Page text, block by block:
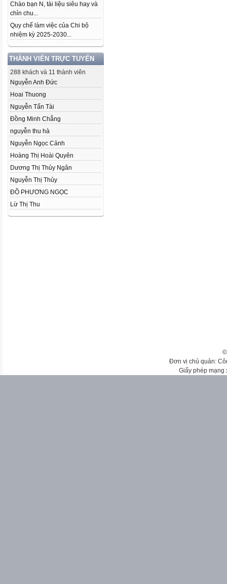
Chào bạn N, tài liệu siêu hay và
chỉn chu...
Quy chế làm việc của Chi bộ
nhiệm kỳ 2025-2030...
THÀNH VIÊN TRỰC TUYẾN
288 khách và 11 thành viên
Nguyễn Anh Đức
Hoai Thuong
Nguyễn Tấn Tài
Đồng Minh Chẳng
nguyễn thu hà
Nguyễn Ngọc Cảnh
Hoàng Thị Hoài Quyên
Dương Thị Thủy Ngân
Nguyễn Thị Thủy
ĐÕ PHƯƠNG NGỌC
Lừ Thị Thu
Đơn vị chủ quản:
Giấy phép mạng